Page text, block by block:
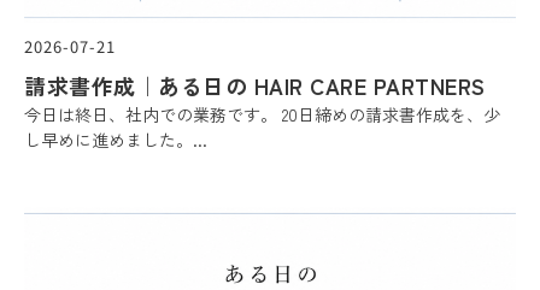
2026-07-21
請求書作成｜ある日の HAIR CARE PARTNERS
今日は終日、社内での業務です。 20日締めの請求書作成を、少
し早めに進めました。...